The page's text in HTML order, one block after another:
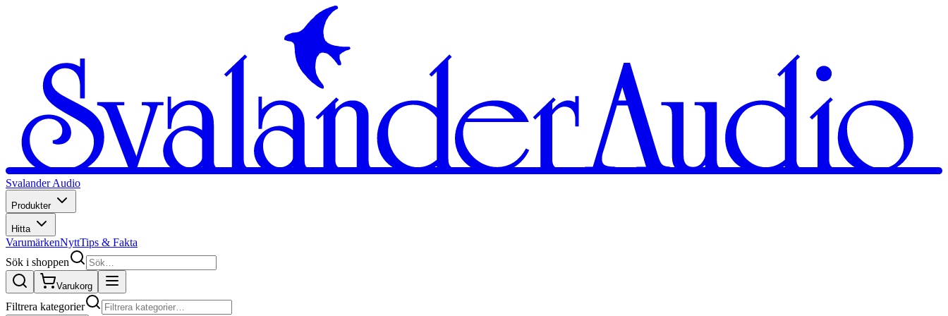
Svalander Audio
Produkter
Hitta
VarumärkenNyttTips & Fakta
Sök i shoppen
Varukorg
Filtrera kategorier